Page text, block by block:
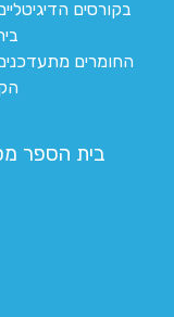
בקורסים
החומרים
בית הספר